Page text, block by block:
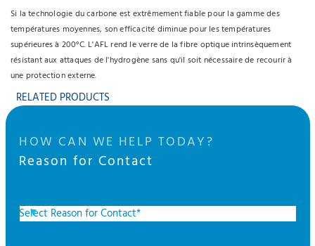
Si la technologie du carbone est extrêmement fiable pour la gamme des
températures moyennes, son efficacité diminue pour les températures
supérieures à 200°C. L'AFL rend le verre de la fibre optique intrinsèquement
résistant aux attaques de l'hydrogène sans qu'il soit nécessaire de recourir à
une protection externe.
RELATED PRODUCTS
HOW CAN WE HELP TODAY?
Reason for Contact